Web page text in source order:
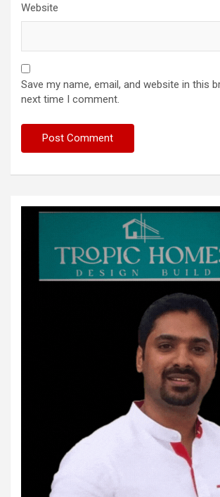
Website
Save my name, email, and website in this
next time I comment.